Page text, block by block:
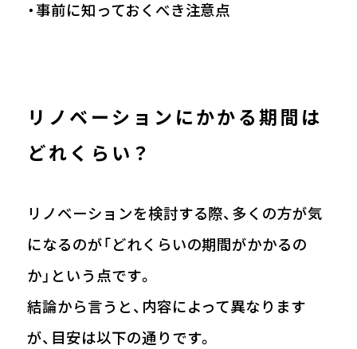
・事前に知っておくべき注意点
リノベーションにかかる期間は
どれくらい？
リノベーションを検討する際、多くの方が気
になるのが「どれくらいの期間がかかるの
か」という点です。
結論から言うと、内容によって異なります
が、目安は以下の通りです。